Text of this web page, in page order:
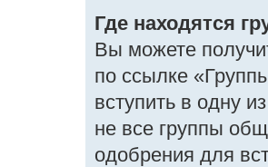
Где находятся
Вы можете
по ссылке
вступить в одну
не все группы
одобрения для